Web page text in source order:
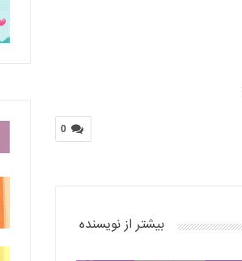
0
بیشتر از نویسنده